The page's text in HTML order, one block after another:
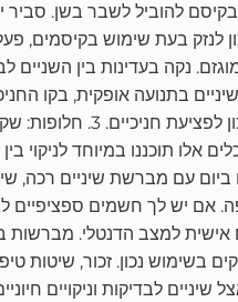
או נשיכה בקיסם להוביל לשבר בשן.
לנזק בעת שימוש בקיסמים,
מוגזם. נקה בעדינות בין
השתמשו בקיסמי שיניים בתנועה אופקית, בקו
מהחדרת הקיסם בצורה אנכית בין השיניים, שכן
אלו תוכננו במיוחד לניקוי
ביום עם מברשת שיניים רכה,
אם יש לך חשמים ספציפיים
אישית למצב הדנטלי. מברשות
בשימוש נכון. זכור, שיטות
לבדיקות וניקויים